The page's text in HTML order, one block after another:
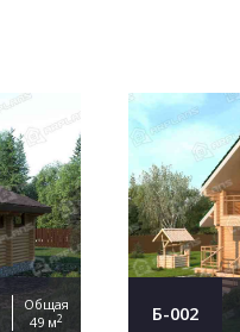
Общая
49 м2 Б-002